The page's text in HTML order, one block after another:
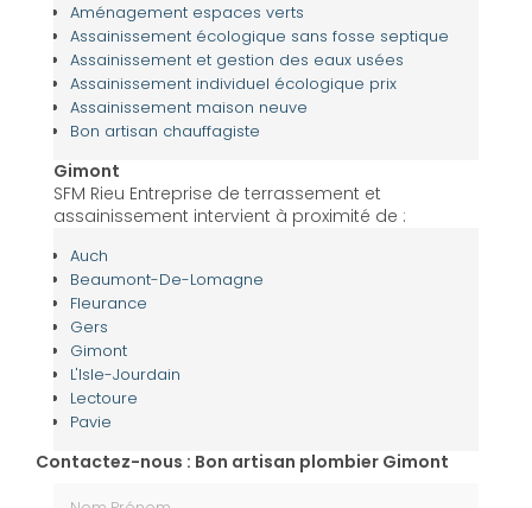
Aménagement espaces verts
Assainissement écologique sans fosse septique
Assainissement et gestion des eaux usées
Assainissement individuel écologique prix
Assainissement maison neuve
Bon artisan chauffagiste
Gimont
SFM Rieu Entreprise de terrassement et
assainissement intervient à proximité de :
Auch
Beaumont-De-Lomagne
Fleurance
Gers
Gimont
L'Isle-Jourdain
Lectoure
Pavie
Contactez-nous : Bon artisan plombier Gimont